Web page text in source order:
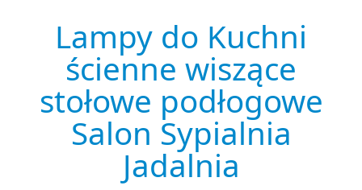
Lampy do Kuchni
ścienne wiszące
stołowe podłogowe
Salon Sypialnia
Jadalnia